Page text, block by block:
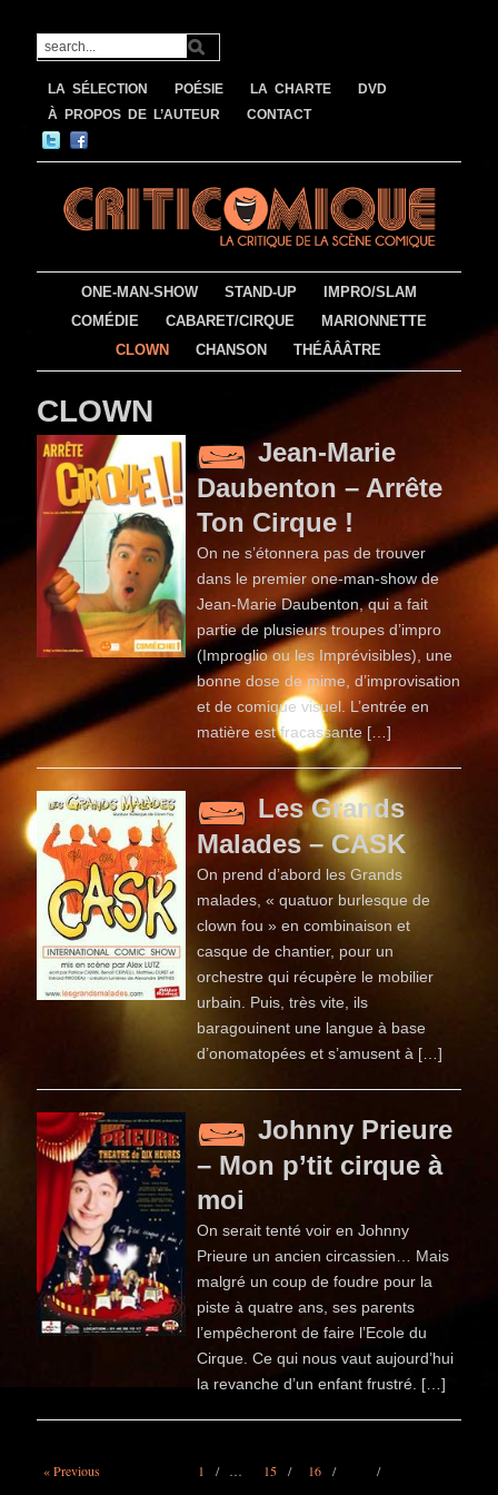
LA SÉLECTION POÉSIE LA CHARTE
DVD
À PROPOS DE L’AUTEUR
CONTACT
ONE-MAN-SHOW STAND-UP
IMPRO/SLAM
COMÉDIE
CABARET/CIRQUE
MARIONNETTE
CLOWN
CHANSON THÉÂÂÂTRE
CLOWN
Jean-Marie
Daubenton – Arrête
Ton Cirque !
On ne s’étonnera pas de trouver
dans le premier one-man-show de
Jean-Marie Daubenton, qui a fait
partie de plusieurs troupes d’impro
(Improglio ou les Imprévisibles), une
bonne dose de mime, d’improvisation
et de comique visuel. L’entrée en
matière est fracassante […]
Les Grands
Malades – CASK
On prend d’abord les Grands
malades, « quatuor burlesque de
clown fou » en combinaison et
casque de chantier, pour un
orchestre qui récupère le mobilier
urbain. Puis, très vite, ils
baragouinent une langue à base
d’onomatopées et s’amusent à […]
Johnny Prieure
– Mon p’tit cirque à
moi
On serait tenté voir en Johnny
Prieure un ancien circassien… Mais
malgré un coup de foudre pour la
piste à quatre ans, ses parents
l’empêcheront de faire l’Ecole du
Cirque. Ce qui nous vaut aujourd’hui
la revanche d’un enfant frustré. […]
« Previous 1 … 15 16